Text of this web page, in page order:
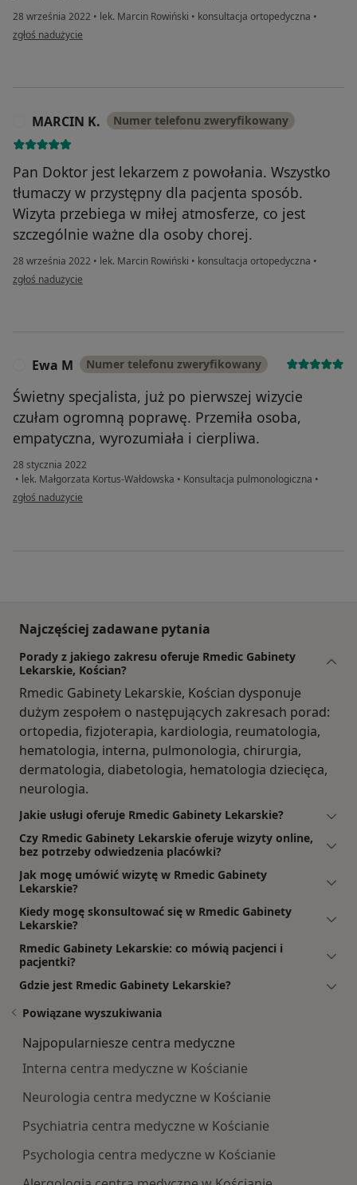
28 września 2022 • lek. Marcin Rowiński • konsultacja ortopedyczna •
w opinii użytkownika Monika K.
zgłoś nadużycie
MARCIN K. Numer telefonu zweryfikowany
Pan Doktor jest lekarzem z powołania. Wszystko
tłumaczy w przystępny dla pacjenta sposób.
Wizyta przebiega w miłej atmosferze, co jest
szczególnie ważne dla osoby chorej.
28 września 2022 • lek. Marcin Rowiński • konsultacja ortopedyczna •
w opinii użytkownika MARCIN K.
zgłoś nadużycie
Ewa M Numer telefonu zweryfikowany
Świetny specjalista, już po pierwszej wizycie
czułam ogromną poprawę. Przemiła osoba,
empatyczna, wyrozumiała i cierpliwa.
28 stycznia 2022
• lek. Małgorzata Kortus-Wałdowska • Konsultacja pulmonologiczna •
w opinii użytkownika Ewa M
zgłoś nadużycie
Najczęściej zadawane pytania
Porady z jakiego zakresu oferuje Rmedic Gabinety
Lekarskie, Kościan?
Rmedic Gabinety Lekarskie, Kościan dysponuje
dużym zespołem o następujących zakresach porad:
ortopedia, fizjoterapia, kardiologia, reumatologia,
hematologia, interna, pulmonologia, chirurgia,
dermatologia, diabetologia, hematologia dziecięca,
neurologia.
Jakie usługi oferuje Rmedic Gabinety Lekarskie?
Czy Rmedic Gabinety Lekarskie oferuje wizyty online,
bez potrzeby odwiedzenia placówki?
Jak mogę umówić wizytę w Rmedic Gabinety
Lekarskie?
Kiedy mogę skonsultować się w Rmedic Gabinety
Lekarskie?
Rmedic Gabinety Lekarskie: co mówią pacjenci i
pacjentki?
Gdzie jest Rmedic Gabinety Lekarskie?
Powiązane wyszukiwania
Najpopularniesze centra medyczne
Interna centra medyczne w Kościanie
Neurologia centra medyczne w Kościanie
Psychiatria centra medyczne w Kościanie
Psychologia centra medyczne w Kościanie